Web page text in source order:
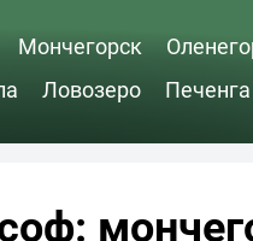
Мончегорск
Ловозеро Печенга